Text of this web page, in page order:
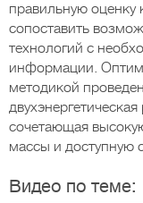
правильную оценку
сопоставить
технологий с
информации.
методикой
сочетающая
массы и доступную
Видео по теме: